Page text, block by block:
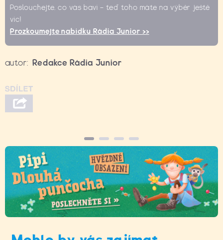
Poslouchejte, co vás baví – teď toho máte na výběr ještě
víc!
Prozkoumejte nabídku Rádia Junior >>
autor: Redakce Rádia Junior